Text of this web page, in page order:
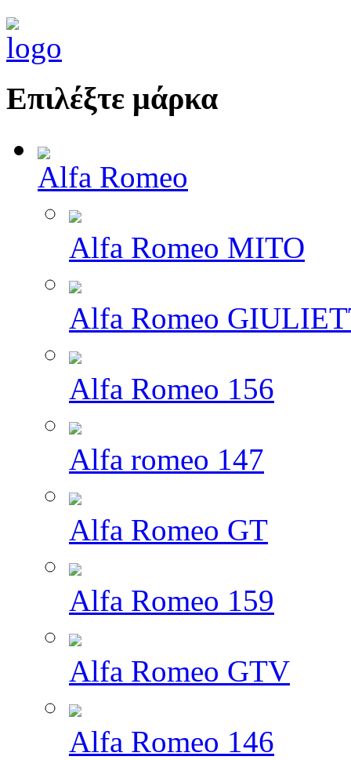
Επιλέξτε μάρκα
Alfa Romeo
Alfa Romeo MITO
Alfa Romeo
Alfa Romeo 156
Alfa romeo 147
Alfa Romeo GT
Alfa Romeo 159
Alfa Romeo GTV
Alfa Romeo 146